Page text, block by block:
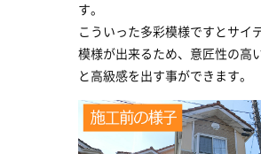
す。
こういった多彩模様ですとサイ
模様が出来るため、意匠性の高
と高級感を出す事ができます。